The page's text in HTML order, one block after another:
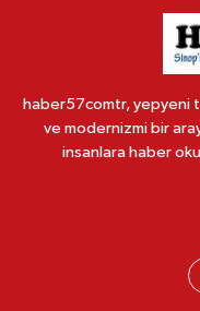
haber57comtr, yepyeni
ve modernizmi bir
insanlara haber